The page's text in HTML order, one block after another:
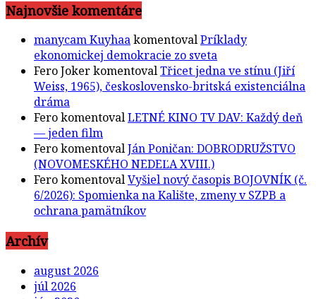
Najnovšie komentáre
manycam KuyhaakomentovalPríklady
ekonomickej demokracie zo sveta
Fero JokerkomentovalTřicet jedna ve stínu (Jiří
Weiss, 1965), československo-britská existenciálna
dráma
FerokomentovalLETNÉ KINO TV DAV: Každý deň
— jeden film
FerokomentovalJán Poničan: DOBRODRUŽSTVO
(NOVOMESKÉHO NEDEĽA XVIII.)
FerokomentovalVyšiel nový časopis BOJOVNÍK (č.
6/2026): Spomienka na Kalište, zmeny v SZPB a
ochrana pamätníkov
Archív
august 2026
júl 2026